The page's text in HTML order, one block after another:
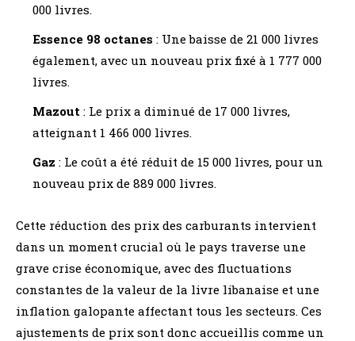
000 livres.
Essence 98 octanes : Une baisse de 21 000 livres
également, avec un nouveau prix fixé à 1 777 000
livres.
Mazout : Le prix a diminué de 17 000 livres,
atteignant 1 466 000 livres.
Gaz : Le coût a été réduit de 15 000 livres, pour un
nouveau prix de 889 000 livres.
Cette réduction des prix des carburants intervient
dans un moment crucial où le pays traverse une
grave crise économique, avec des fluctuations
constantes de la valeur de la livre libanaise et une
inflation galopante affectant tous les secteurs. Ces
ajustements de prix sont donc accueillis comme un